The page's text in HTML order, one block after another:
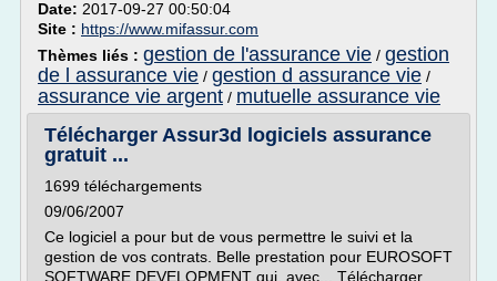
Date: 2017-09-27 00:50:04
Site : https://www.mifassur.com
Thèmes liés : gestion de l'assurance vie / gestion
de l assurance vie / gestion d assurance vie /
assurance vie argent / mutuelle assurance vie
Télécharger Assur3d logiciels assurance
gratuit ...
1699 téléchargements
09/06/2007
Ce logiciel a pour but de vous permettre le suivi et la
gestion de vos contrats. Belle prestation pour EUROSOFT
SOFTWARE DEVELOPMENT qui, avec... Télécharger